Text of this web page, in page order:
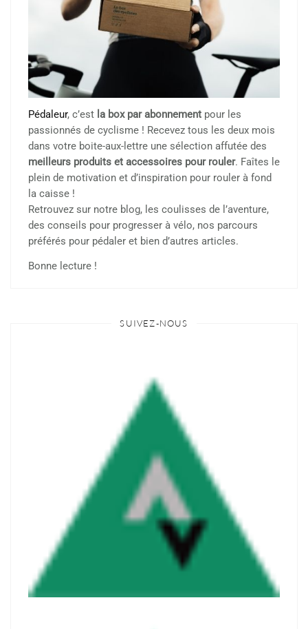
Pédaleur, c’est la box par abonnement pour les
passionnés de cyclisme ! Recevez tous les deux mois
dans votre boite-aux-lettre une sélection affutée des
meilleurs produits et accessoires pour rouler. Faîtes le
plein de motivation et d’inspiration pour rouler à fond
la caisse !
Retrouvez sur notre blog, les coulisses de l’aventure,
des conseils pour progresser à vélo, nos parcours
préférés pour pédaler et bien d’autres articles.
Bonne lecture !
SUIVEZ-NOUS